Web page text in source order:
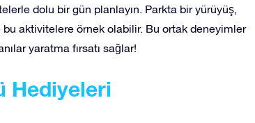
dolu bir gün planlayın. Parkta bir yürüyüş,
aktivitelere örnek olabilir. Bu ortak deneyimler
yaratma fırsatı sağlar!
Hediyeleri